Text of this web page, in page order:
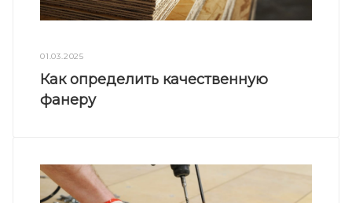
01.03.2025
Как определить качественную
фанеру